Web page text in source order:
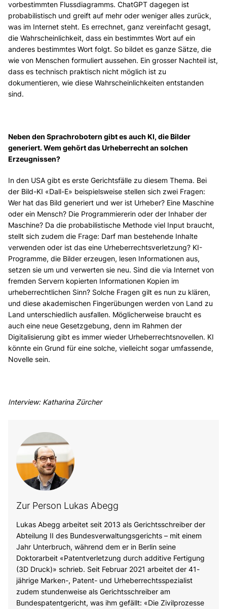
vorbestimmten Flussdiagramms. ChatGPT dagegen ist
probabilistisch und greift auf mehr oder weniger alles zurück,
was im Internet steht. Es errechnet, ganz vereinfacht gesagt,
die Wahrscheinlichkeit, dass ein bestimmtes Wort auf ein
anderes bestimmtes Wort folgt. So bildet es ganze Sätze, die
wie von Menschen formuliert aussehen. Ein grosser Nachteil ist,
dass es technisch praktisch nicht möglich ist zu
dokumentieren, wie diese Wahrscheinlichkeiten entstanden
sind.
Neben den Sprachrobotern gibt es auch KI, die Bilder
generiert. Wem gehört das Urheberrecht an solchen
Erzeugnissen?
In den USA gibt es erste Gerichtsfälle zu diesem Thema. Bei
der Bild-KI «Dall-E» beispielsweise stellen sich zwei Fragen:
Wer hat das Bild generiert und wer ist Urheber? Eine Maschine
oder ein Mensch? Die Programmiererin oder der Inhaber der
Maschine? Da die probabilistische Methode viel Input braucht,
stellt sich zudem die Frage: Darf man bestehende Inhalte
verwenden oder ist das eine Urheberrechtsverletzung? KI-
Programme, die Bilder erzeugen, lesen Informationen aus,
setzen sie um und verwerten sie neu. Sind die via Internet von
fremden Servern kopierten Informationen Kopien im
urheberrechtlichen Sinn? Solche Fragen gilt es nun zu klären,
und diese akademischen Fingerübungen werden von Land zu
Land unterschiedlich ausfallen. Möglicherweise braucht es
auch eine neue Gesetzgebung, denn im Rahmen der
Digitalisierung gibt es immer wieder Urheberrechtsnovellen. KI
könnte ein Grund für eine solche, vielleicht sogar umfassende,
Novelle sein.
Interview: Katharina Zürcher
Zur Person Lukas Abegg
Lukas Abegg arbeitet seit 2013 als Gerichtsschreiber der
Abteilung II des Bundesverwaltungsgerichts – mit einem
Jahr Unterbruch, während dem er in Berlin seine
Doktorarbeit «Patentverletzung durch additive Fertigung
(3D Druck)» schrieb. Seit Februar 2021 arbeitet der 41-
jährige Marken-, Patent- und Urheberrechtsspezialist
zudem stundenweise als Gerichtsschreiber am
Bundespatentgericht, was ihm gefällt: «Die Zivilprozesse